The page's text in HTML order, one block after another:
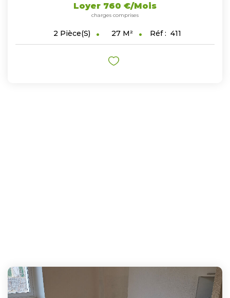
Loyer 760 €/mois
charges comprises
2 Pièce(s) 27 M² Réf : 411